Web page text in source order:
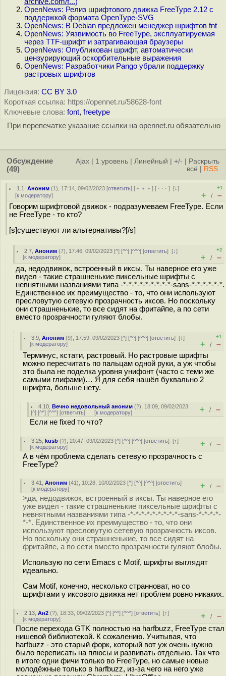
OpenNews: Релиз шрифтового движка FreeType 2.12 с
поддержкой формата OpenType-SVG
OpenNews: В Debian предложен менеджер шрифтов fnt
OpenNews: Уязвимость во FreeType, эксплуатируемая
через TTF-шрифт и затрагивающая браузеры
OpenNews: Опубликован шрифт, автоматически
цензурирующий оскорбительные выражения
OpenNews: Разработчики Pango убрали поддержку
растровых шрифтов
Лицензия: CC BY 3.0
Короткая ссылка: https://opennet.ru/58628-font
Ключевые слова: font, freetype
При перепечатке указание ссылки на opennet.ru обязательно
Обсуждение
(49)
Ajax 1 уровень Линейный +/-
Раскрыть
всё
RSS
1.1 ,Аноним (1), 17:14, 09/02/2023 [ответить] [ ﹢﹢﹢] [ · · ·][↓]
[к модератору]
+1
+ / –
Говорим шрифтовой движок - подразумеваем FreeType. Если
не FreeType - то кто?
[s]существуют ли альтернативы?[/s]
2.7 ,Аноним (7), 17:46, 09/02/2023 [^] [^^] [^^^] [ответить][↓]
[к модератору]
+2
+ / –
да, недодвижок, встроенный в иксы. Ты наверное его уже
видел - такие страшненькие пиксельные шрифты с
невнятными названиями типа -*-*-*-*-*-*-*-*-*-sans-*-*-*-*-*-*.
Единственное их преимущество - то, что они используют
пресловутую сетевую прозрачность иксов. Но поскольку
они страшненькие, то все сидят на фритайпе, а по сети
вместо прозрачности гуляют блобы.
3.9 ,Аноним (9), 17:59, 09/02/2023 [^] [^^] [^^^] [ответить][↓]
[к модератору]
+1
+ / –
Терминус, кстати, растровый. Но растровые шрифты
можно пересчитать по пальцам одной руки, а уж чтобы
это была не поделка уровня унифонт (часто с теми же
самыми глифами)… Я для себя нашёл буквально 2
шрифта, больше нету.
4.10 ,Вечно недовольный аноним (?), 18:09, 09/02/2023
[^] [^^] [^^^] [ответить] [к модератору] + / –
Если не fixed то что?
3.25 ,kusb (?), 20:47, 09/02/2023 [^] [^^] [^^^] [ответить][↑]
[к модератору] + / –
А в чём проблема сделать сетевую прозрачность с
FreeType?
3.41 ,Аноним (41), 10:28, 10/02/2023 [^] [^^] [^^^] [ответить]
[к модератору] + / –
>да, недодвижок, встроенный в иксы. Ты наверное его
уже видел - такие страшненькие пиксельные шрифты с
невнятными названиями типа -*-*-*-*-*-*-*-*-*-sans-*-*-*-*-
*-*. Единственное их преимущество - то, что они
используют пресловутую сетевую прозрачность иксов.
Но поскольку они страшненькие, то все сидят на
фритайпе, а по сети вместо прозрачности гуляют блобы.
Использую по сети Emacs с Motif, шрифты выглядят
идеально.
Сам Motif, конечно, несколько странноват, но со
шрифтами у иксового движка нет проблем ровно никаких.
2.13 ,Ан2 (?), 18:33, 09/02/2023 [^] [^^] [^^^] [ответить][↑]
[к модератору] + / –
После перехода GTK полностью на harfbuzz, FreeType стал
нишевой библиотекой. К сожалению. Учитывая, что
harfbuzz - это старый форк, который вот уж очень нужно
было переписать на плюсы и развивать отдельно. Так что
в итоге одни фичи только во FreeType, но самые новые
молодёжные только в harfbuzz, из-за чего на него уже